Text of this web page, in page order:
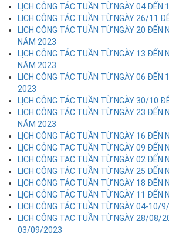
LỊCH CÔNG TÁC TUẦN TỪ NGÀY 04
LỊCH CÔNG TÁC TUẦN TỪ NGÀY 26/11
LỊCH CÔNG TÁC TUẦN TỪ NGÀY 20 ĐẾN
NĂM 2023
LỊCH CÔNG TÁC TUẦN TỪ NGÀY 13 ĐẾN
NĂM 2023
LỊCH CÔNG TÁC TUẦN TỪ NGÀY 06 ĐẾN
2023
LỊCH CÔNG TÁC TUẦN TỪ NGÀY 30/10
LỊCH CÔNG TÁC TUẦN TỪ NGÀY 23 ĐẾN
NĂM 2023
LỊCH CÔNG TÁC TUẦN TỪ NGÀY 16
LỊCH CÔNG TAC TUẦN TỪ NGÀY 09
LỊCH CÔNG TAC TUẦN TỪ NGÀY 02
LỊCH CÔNG TÁC TUẦN TỪ NGÀY 25
LỊCH CÔNG TÁC TUẦN TỪ NGÀY 18
LỊCH CÔNG TÁC TUẦN TỪ NGÀY 11
LỊCH CÔNG TÁC TUẦN TỪ NGÀY 04-10/
LỊCH CÔNG TAC TUẦN TỪ NGÀY 28/08/
03/09/2023